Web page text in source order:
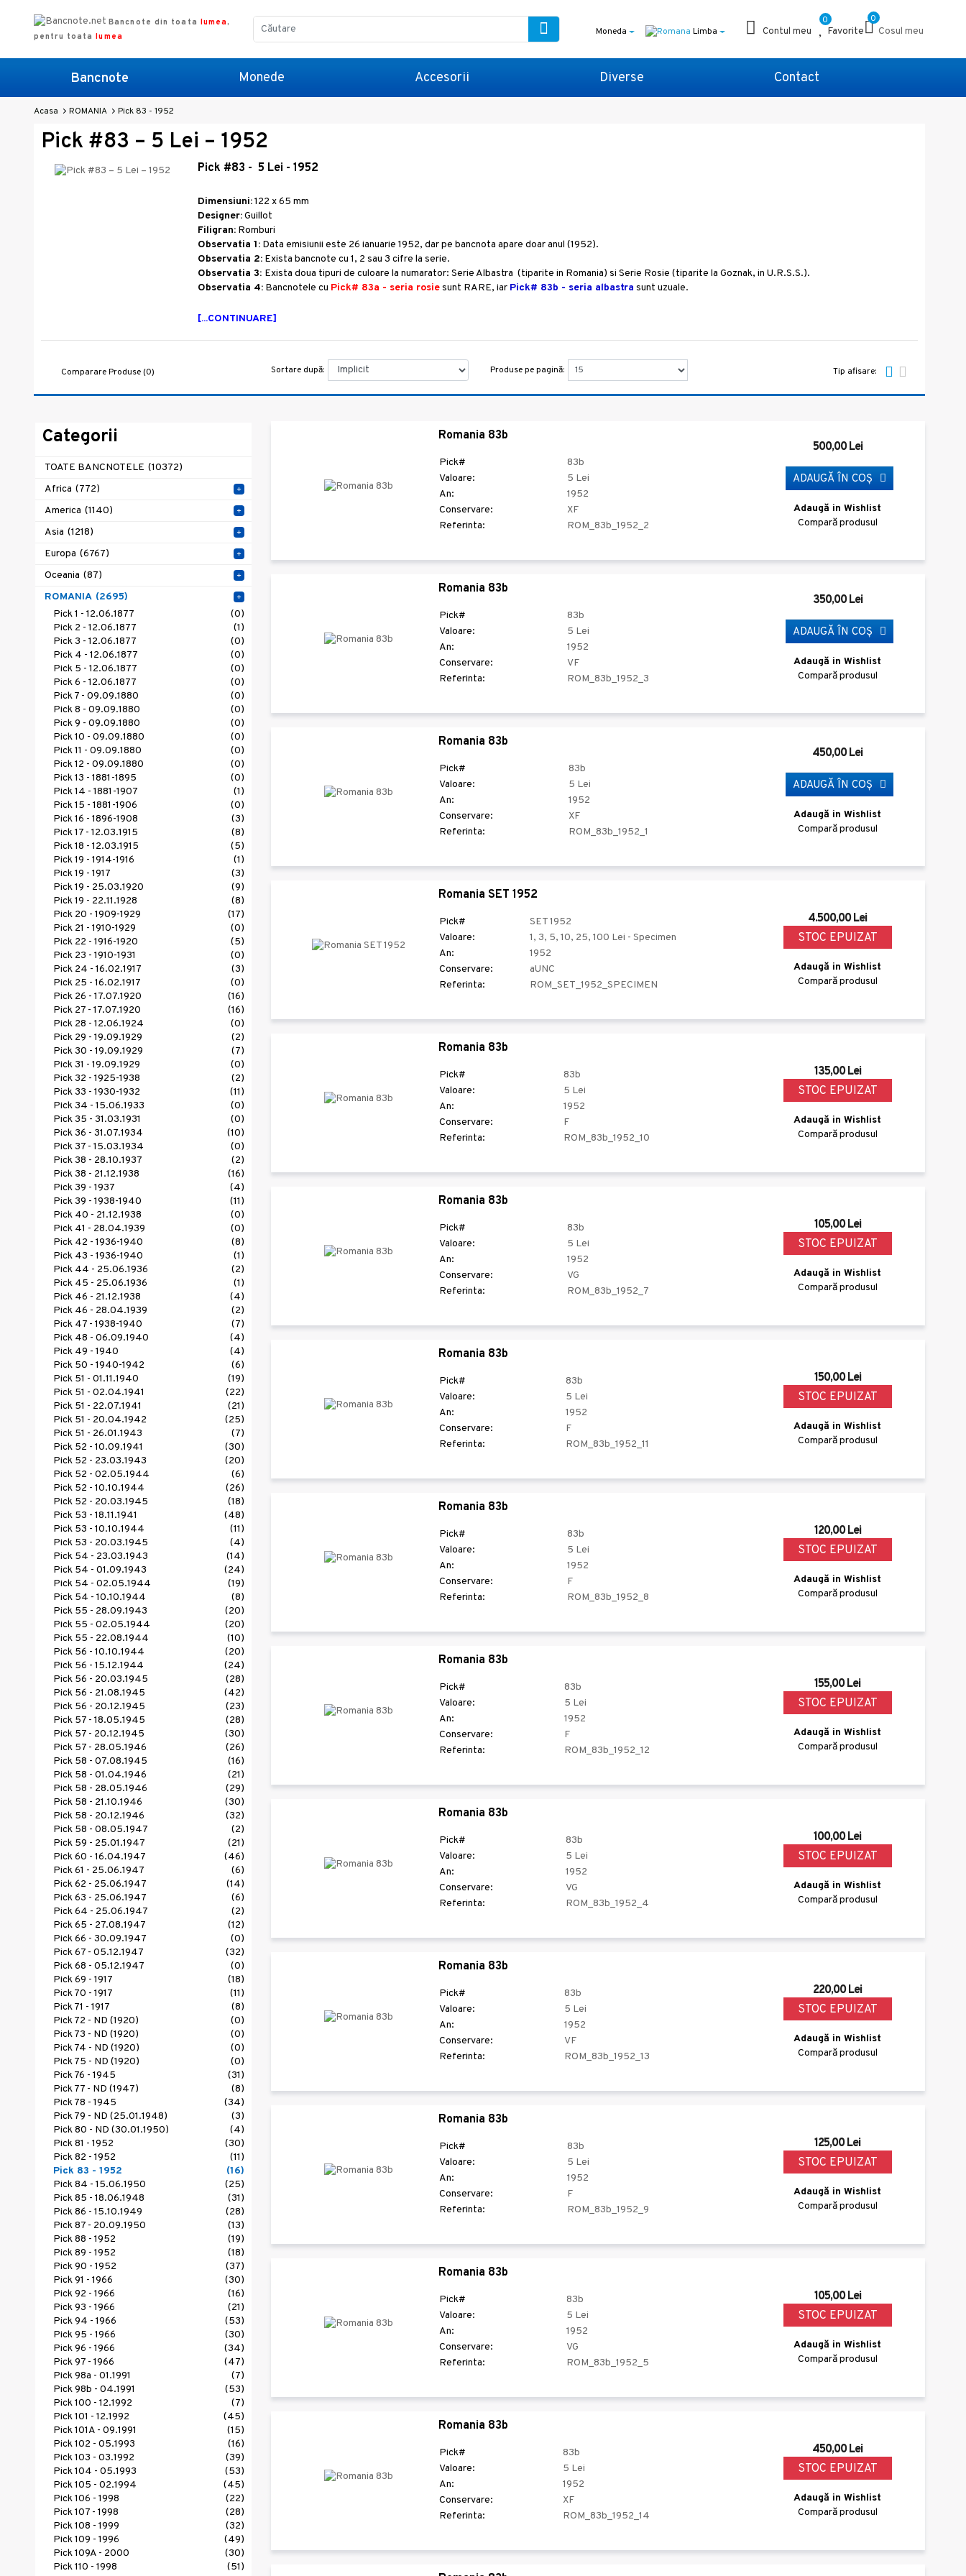
Bancnote din toata lumea,
pentru toatalumea Moneda Limba Contul meu
0
Favorite
0
Cosul meu
Bancnote Monede Accesorii Diverse Contact
Acasa ROMANIA Pick 83 - 1952
Pick #83 – 5 Lei – 1952
Pick #83 - 5 Lei - 1952
Dimensiuni:122 x 65 mm
Designer:Guillot
Filigran: Romburi
Observatia 1: Data emisiunii este 26 ianuarie 1952, dar pe bancnota apare doar anul (1952).
Observatia 2: Exista bancnote cu 1, 2 sau 3 cifre la serie.
Observatia 3: Exista doua tipuri de culoare la numarator: Serie Albastra (tiparite in Romania) si Serie Rosie (tiparite la Goznak, in U.R.S.S.).
Observatia 4: Bancnotele cu Pick# 83a - seria rosiesunt RARE, iar Pick# 83b - seria albastra sunt uzuale.
[...CONTINUARE]
Comparare Produse (0) Sortare după: Produse pe pagină: Tip afisare:
Categorii
TOATE BANCNOTELE (10372)
Africa (772) +
America (1140) +
Asia (1218) +
Europa (6767) +
Oceania (87) +
ROMANIA (2695) +
Pick 1 - 12.06.1877
(0)
Pick 2 - 12.06.1877
(1)
Pick 3 - 12.06.1877
(0)
Pick 4 - 12.06.1877
(0)
Pick 5 - 12.06.1877
(0)
Pick 6 - 12.06.1877
(0)
Pick 7 - 09.09.1880
(0)
Pick 8 - 09.09.1880
(0)
Pick 9 - 09.09.1880
(0)
Pick 10 - 09.09.1880
(0)
Pick 11 - 09.09.1880
(0)
Pick 12 - 09.09.1880
(0)
Pick 13 - 1881-1895
(0)
Pick 14 - 1881-1907
(1)
Pick 15 - 1881-1906
(0)
Pick 16 - 1896-1908
(3)
Pick 17 - 12.03.1915
(8)
Pick 18 - 12.03.1915
(5)
Pick 19 - 1914-1916
(1)
Pick 19 - 1917
(3)
Pick 19 - 25.03.1920
(9)
Pick 19 - 22.11.1928
(8)
Pick 20 - 1909-1929
(17)
Pick 21 - 1910-1929
(0)
Pick 22 - 1916-1920
(5)
Pick 23 - 1910-1931
(0)
Pick 24 - 16.02.1917
(3)
Pick 25 - 16.02.1917
(0)
Pick 26 - 17.07.1920
(16)
Pick 27 - 17.07.1920
(16)
Pick 28 - 12.06.1924
(0)
Pick 29 - 19.09.1929
(2)
Pick 30 - 19.09.1929
(7)
Pick 31 - 19.09.1929
(0)
Pick 32 - 1925-1938
(2)
Pick 33 - 1930-1932
(11)
Pick 34 - 15.06.1933
(0)
Pick 35 - 31.03.1931
(0)
Pick 36 - 31.07.1934
(10)
Pick 37 - 15.03.1934
(0)
Pick 38 - 28.10.1937
(2)
Pick 38 - 21.12.1938
(16)
Pick 39 - 1937
(4)
Pick 39 - 1938-1940
(11)
Pick 40 - 21.12.1938
(0)
Pick 41 - 28.04.1939
(0)
Pick 42 - 1936-1940
(8)
Pick 43 - 1936-1940
(1)
Pick 44 - 25.06.1936
(2)
Pick 45 - 25.06.1936
(1)
Pick 46 - 21.12.1938
(4)
Pick 46 - 28.04.1939
(2)
Pick 47 - 1938-1940
(7)
Pick 48 - 06.09.1940
(4)
Pick 49 - 1940
(4)
Pick 50 - 1940-1942
(6)
Pick 51 - 01.11.1940
(19)
Pick 51 - 02.04.1941
(22)
Pick 51 - 22.07.1941
(21)
Pick 51 - 20.04.1942
(25)
Pick 51 - 26.01.1943
(7)
Pick 52 - 10.09.1941
(30)
Pick 52 - 23.03.1943
(20)
Pick 52 - 02.05.1944
(6)
Pick 52 - 10.10.1944
(26)
Pick 52 - 20.03.1945
(18)
Pick 53 - 18.11.1941
(48)
Pick 53 - 10.10.1944
(11)
Pick 53 - 20.03.1945
(4)
Pick 54 - 23.03.1943
(14)
Pick 54 - 01.09.1943
(24)
Pick 54 - 02.05.1944
(19)
Pick 54 - 10.10.1944
(8)
Pick 55 - 28.09.1943
(20)
Pick 55 - 02.05.1944
(20)
Pick 55 - 22.08.1944
(10)
Pick 56 - 10.10.1944
(20)
Pick 56 - 15.12.1944
(24)
Pick 56 - 20.03.1945
(28)
Pick 56 - 21.08.1945
(42)
Pick 56 - 20.12.1945
(23)
Pick 57 - 18.05.1945
(28)
Pick 57 - 20.12.1945
(30)
Pick 57 - 28.05.1946
(26)
Pick 58 - 07.08.1945
(16)
Pick 58 - 01.04.1946
(21)
Pick 58 - 28.05.1946
(29)
Pick 58 - 21.10.1946
(30)
Pick 58 - 20.12.1946
(32)
Pick 58 - 08.05.1947
(2)
Pick 59 - 25.01.1947
(21)
Pick 60 - 16.04.1947
(46)
Pick 61 - 25.06.1947
(6)
Pick 62 - 25.06.1947
(14)
Pick 63 - 25.06.1947
(6)
Pick 64 - 25.06.1947
(2)
Pick 65 - 27.08.1947
(12)
Pick 66 - 30.09.1947
(0)
Pick 67 - 05.12.1947
(32)
Pick 68 - 05.12.1947
(0)
Pick 69 - 1917
(18)
Pick 70 - 1917
(11)
Pick 71 - 1917
(8)
Pick 72 - ND (1920)
(0)
Pick 73 - ND (1920)
(0)
Pick 74 - ND (1920)
(0)
Pick 75 - ND (1920)
(0)
Pick 76 - 1945
(31)
Pick 77 - ND (1947)
(8)
Pick 78 - 1945
(34)
Pick 79 - ND (25.01.1948)
(3)
Pick 80 - ND (30.01.1950)
(4)
Pick 81 - 1952
(30)
Pick 82 - 1952
(11)
Pick 83 - 1952
(16)
Pick 84 - 15.06.1950
(25)
Pick 85 - 18.06.1948
(31)
Pick 86 - 15.10.1949
(28)
Pick 87 - 20.09.1950
(13)
Pick 88 - 1952
(19)
Pick 89 - 1952
(18)
Pick 90 - 1952
(37)
Pick 91 - 1966
(30)
Pick 92 - 1966
(16)
Pick 93 - 1966
(21)
Pick 94 - 1966
(53)
Pick 95 - 1966
(30)
Pick 96 - 1966
(34)
Pick 97 - 1966
(47)
Pick 98a - 01.1991
(7)
Pick 98b - 04.1991
(53)
Pick 100 - 12.1992
(7)
Pick 101 - 12.1992
(45)
Pick 101A - 09.1991
(15)
Pick 102 - 05.1993
(16)
Pick 103 - 03.1992
(39)
Pick 104 - 05.1993
(53)
Pick 105 - 02.1994
(45)
Pick 106 - 1998
(22)
Pick 107 - 1998
(28)
Pick 108 - 1999
(32)
Pick 109 - 1996
(49)
Pick 109A - 2000
(30)
Pick 110 - 1998
(51)
Romania 83b
Pick#
83b
Valoare:
5 Lei
An:
1952
Conservare:
XF
Referinta:
ROM_83b_1952_2
500,00 Lei
ADAUGĂ ÎN COŞ
Adaugă in Wishlist
Compară produsul
Romania 83b
Pick#
83b
Valoare:
5 Lei
An:
1952
Conservare:
VF
Referinta:
ROM_83b_1952_3
350,00 Lei
ADAUGĂ ÎN COŞ
Adaugă in Wishlist
Compară produsul
Romania 83b
Pick#
83b
Valoare:
5 Lei
An:
1952
Conservare:
XF
Referinta:
ROM_83b_1952_1
450,00 Lei
ADAUGĂ ÎN COŞ
Adaugă in Wishlist
Compară produsul
Romania SET 1952
Pick#
SET 1952
Valoare:
1, 3, 5, 10, 25, 100 Lei - Specimen
An:
1952
Conservare:
aUNC
Referinta:
ROM_SET_1952_SPECIMEN
4.500,00 Lei
STOC EPUIZAT
Adaugă in Wishlist
Compară produsul
Romania 83b
Pick#
83b
Valoare:
5 Lei
An:
1952
Conservare:
F
Referinta:
ROM_83b_1952_10
135,00 Lei
STOC EPUIZAT
Adaugă in Wishlist
Compară produsul
Romania 83b
Pick#
83b
Valoare:
5 Lei
An:
1952
Conservare:
VG
Referinta:
ROM_83b_1952_7
105,00 Lei
STOC EPUIZAT
Adaugă in Wishlist
Compară produsul
Romania 83b
Pick#
83b
Valoare:
5 Lei
An:
1952
Conservare:
F
Referinta:
ROM_83b_1952_11
150,00 Lei
STOC EPUIZAT
Adaugă in Wishlist
Compară produsul
Romania 83b
Pick#
83b
Valoare:
5 Lei
An:
1952
Conservare:
F
Referinta:
ROM_83b_1952_8
120,00 Lei
STOC EPUIZAT
Adaugă in Wishlist
Compară produsul
Romania 83b
Pick#
83b
Valoare:
5 Lei
An:
1952
Conservare:
F
Referinta:
ROM_83b_1952_12
155,00 Lei
STOC EPUIZAT
Adaugă in Wishlist
Compară produsul
Romania 83b
Pick#
83b
Valoare:
5 Lei
An:
1952
Conservare:
VG
Referinta:
ROM_83b_1952_4
100,00 Lei
STOC EPUIZAT
Adaugă in Wishlist
Compară produsul
Romania 83b
Pick#
83b
Valoare:
5 Lei
An:
1952
Conservare:
VF
Referinta:
ROM_83b_1952_13
220,00 Lei
STOC EPUIZAT
Adaugă in Wishlist
Compară produsul
Romania 83b
Pick#
83b
Valoare:
5 Lei
An:
1952
Conservare:
F
Referinta:
ROM_83b_1952_9
125,00 Lei
STOC EPUIZAT
Adaugă in Wishlist
Compară produsul
Romania 83b
Pick#
83b
Valoare:
5 Lei
An:
1952
Conservare:
VG
Referinta:
ROM_83b_1952_5
105,00 Lei
STOC EPUIZAT
Adaugă in Wishlist
Compară produsul
Romania 83b
Pick#
83b
Valoare:
5 Lei
An:
1952
Conservare:
XF
Referinta:
ROM_83b_1952_14
450,00 Lei
STOC EPUIZAT
Adaugă in Wishlist
Compară produsul